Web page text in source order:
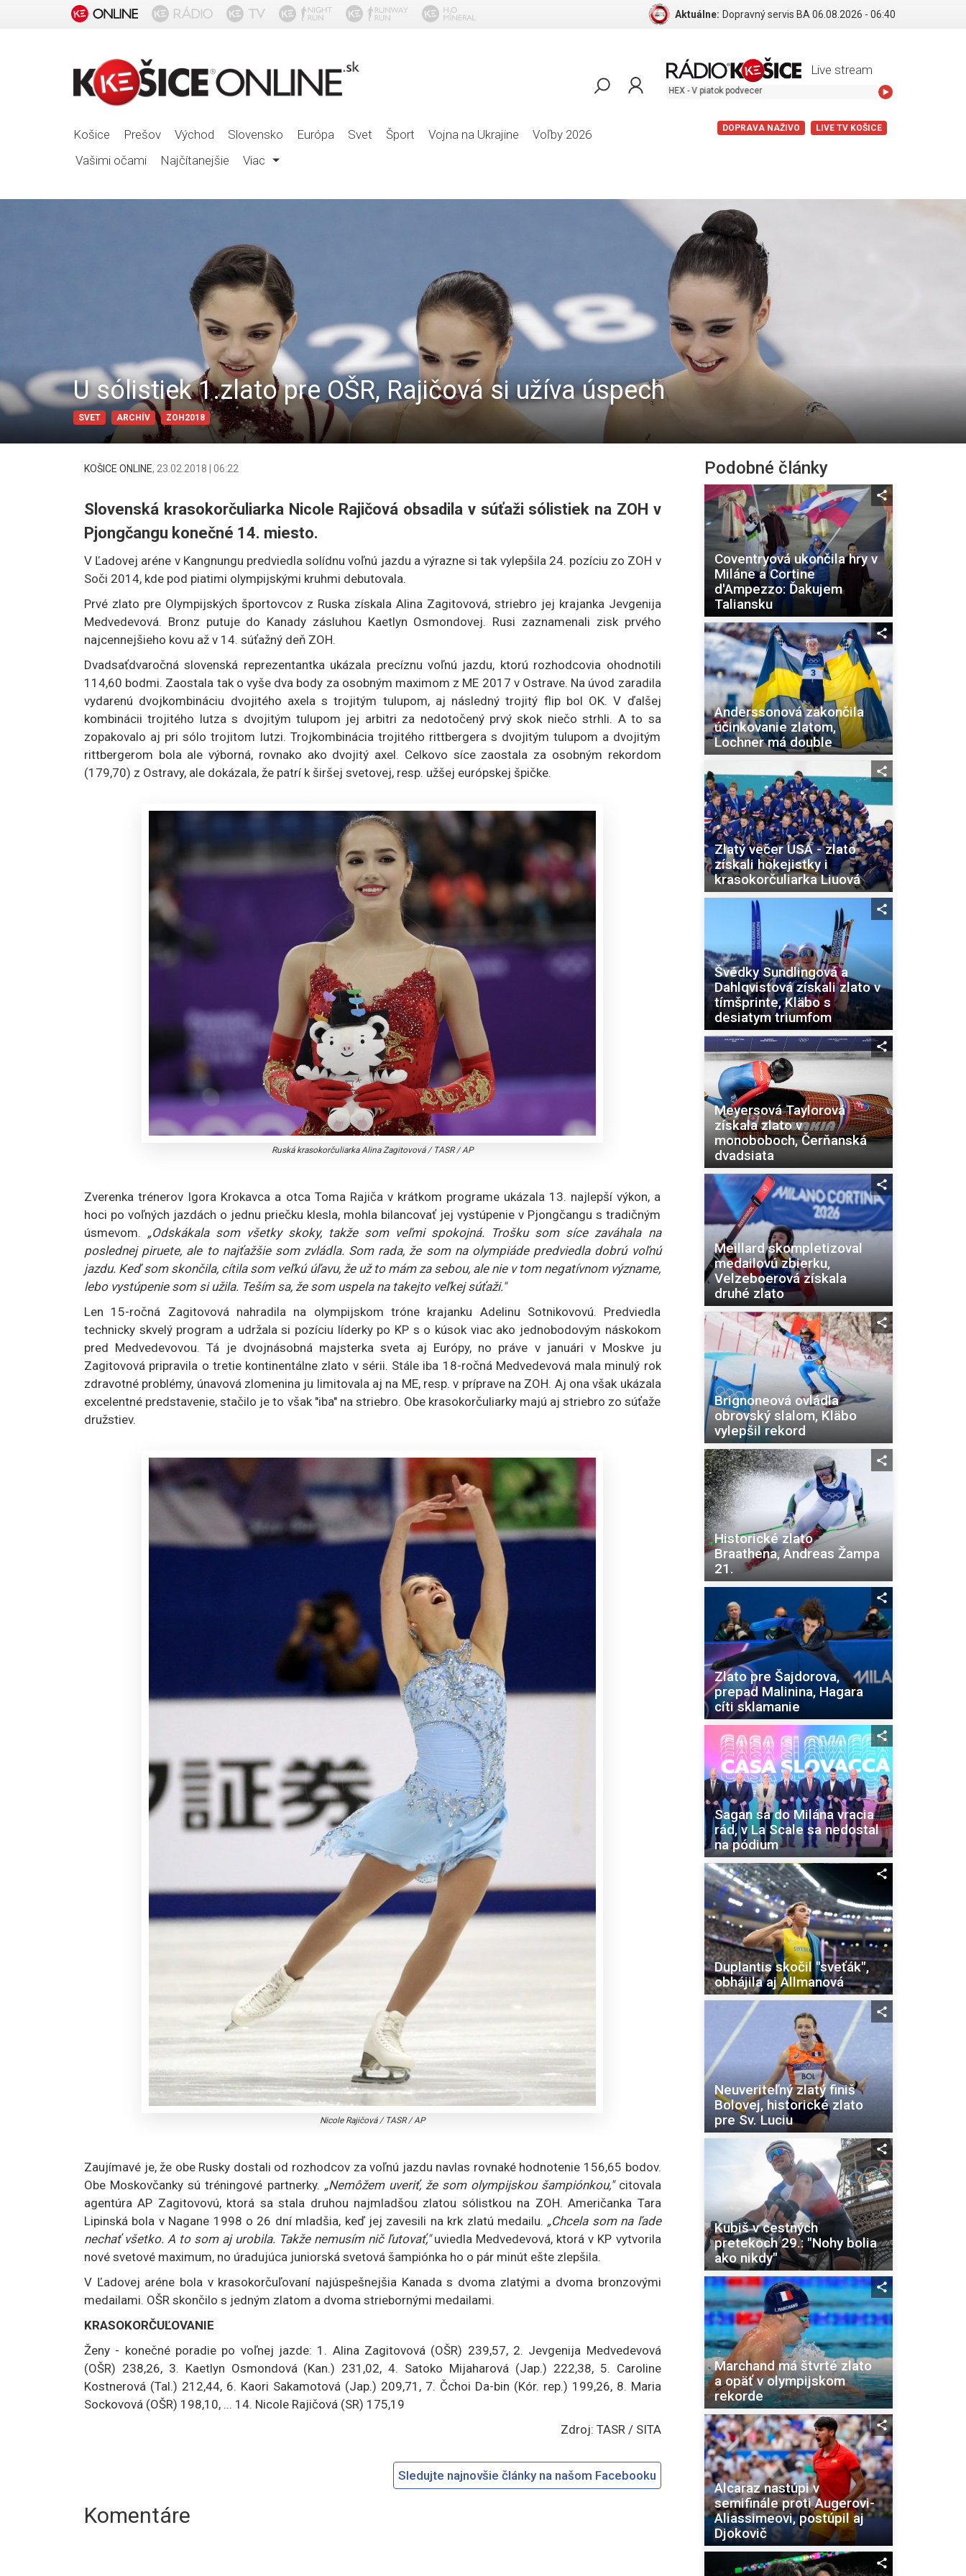
Aktuálne: Dopravný servis BA 06.08.2026 - 06:40
Košice Prešov Východ Slovensko Európa Svet Šport Vojna na Ukrajine
Voľby 2026
Vašimi očami
Najčítanejšie Viac
Live stream
HEX - V piatok podvecer
DOPRAVA NAŽIVO LIVE TV KOŠICE
U sólistiek 1.zlato pre OŠR, Rajičová si užíva úspech
SVET ARCHÍV ZOH2018
KOŠICE ONLINE, 23.02.2018 | 06:22
Slovenská krasokorčuliarka Nicole Rajičová obsadila v súťaži sólistiek na ZOH v
Pjongčangu konečné 14. miesto.
V Ľadovej aréne v Kangnungu predviedla solídnu voľnú jazdu a výrazne si tak vylepšila 24. pozíciu zo ZOH v
Soči 2014, kde pod piatimi olympijskými kruhmi debutovala.
Prvé zlato pre Olympijských športovcov z Ruska získala Alina Zagitovová, striebro jej krajanka Jevgenija
Medvedevová. Bronz putuje do Kanady zásluhou Kaetlyn Osmondovej. Rusi zaznamenali zisk prvého
najcennejšieho kovu až v 14. súťažný deň ZOH.
Dvadsaťdvaročná slovenská reprezentantka ukázala precíznu voľnú jazdu, ktorú rozhodcovia ohodnotili
114,60 bodmi. Zaostala tak o vyše dva body za osobným maximom z ME 2017 v Ostrave. Na úvod zaradila
vydarenú dvojkombináciu dvojitého axela s trojitým tulupom, aj následný trojitý flip bol OK. V ďalšej
kombinácii trojitého lutza s dvojitým tulupom jej arbitri za nedotočený prvý skok niečo strhli. A to sa
zopakovalo aj pri sólo trojitom lutzi. Trojkombinácia trojitého rittbergera s dvojitým tulupom a dvojitým
rittbergerom bola ale výborná, rovnako ako dvojitý axel. Celkovo síce zaostala za osobným rekordom
(179,70) z Ostravy, ale dokázala, že patrí k širšej svetovej, resp. užšej európskej špičke.
Ruská krasokorčuliarka Alina Zagitovová/ TASR / AP
Zverenka trénerov Igora Krokavca a otca Toma Rajiča v krátkom programe ukázala 13. najlepší výkon, a
hoci po voľných jazdách o jednu priečku klesla, mohla bilancovať jej vystúpenie v Pjongčangu s tradičným
úsmevom. „Odskákala som všetky skoky, takže som veľmi spokojná. Trošku som síce zaváhala na
poslednej piruete, ale to najťažšie som zvládla. Som rada, že som na olympiáde predviedla dobrú voľnú
jazdu. Keď som skončila, cítila som veľkú úľavu, že už to mám za sebou, ale nie v tom negatívnom význame,
lebo vystúpenie som si užila. Teším sa, že som uspela na takejto veľkej súťaži."
Len 15-ročná Zagitovová nahradila na olympijskom tróne krajanku Adelinu Sotnikovovú. Predviedla
technicky skvelý program a udržala si pozíciu líderky po KP s o kúsok viac ako jednobodovým náskokom
pred Medvedevovou. Tá je dvojnásobná majsterka sveta aj Európy, no práve v januári v Moskve ju
Zagitovová pripravila o tretie kontinentálne zlato v sérii. Stále iba 18-ročná Medvedevová mala minulý rok
zdravotné problémy, únavová zlomenina ju limitovala aj na ME, resp. v príprave na ZOH. Aj ona však ukázala
excelentné predstavenie, stačilo je to však "iba" na striebro. Obe krasokorčuliarky majú aj striebro zo súťaže
družstiev.
Nicole Rajičová/ TASR / AP
Zaujímavé je, že obe Rusky dostali od rozhodcov za voľnú jazdu navlas rovnaké hodnotenie 156,65 bodov.
Obe Moskovčanky sú tréningové partnerky. „Nemôžem uveriť, že som olympijskou šampiónkou," citovala
agentúra AP Zagitovovú, ktorá sa stala druhou najmladšou zlatou sólistkou na ZOH. Američanka Tara
Lipinská bola v Nagane 1998 o 26 dní mladšia, keď jej zavesili na krk zlatú medailu. „Chcela som na ľade
nechať všetko. A to som aj urobila. Takže nemusím nič ľutovať,"uviedla Medvedevová, ktorá v KP vytvorila
nové svetové maximum, no úradujúca juniorská svetová šampiónka ho o pár minút ešte zlepšila.
V Ľadovej aréne bola v krasokorčuľovaní najúspešnejšia Kanada s dvoma zlatými a dvoma bronzovými
medailami. OŠR skončilo s jedným zlatom a dvoma striebornými medailami.
KRASOKORČUĽOVANIE
Ženy - konečné poradie po voľnej jazde: 1. Alina Zagitovová (OŠR) 239,57, 2. Jevgenija Medvedevová
(OŠR) 238,26, 3. Kaetlyn Osmondová (Kan.) 231,02, 4. Satoko Mijaharová (Jap.) 222,38, 5. Caroline
Kostnerová (Tal.) 212,44, 6. Kaori Sakamotová (Jap.) 209,71, 7. Čchoi Da-bin (Kór. rep.) 199,26, 8. Maria
Sockovová (OŠR) 198,10, ... 14. Nicole Rajičová (SR) 175,19
Zdroj: TASR / SITA
Sledujte najnovšie články na našom Facebooku
Komentáre
Podobné články
Coventryová ukončila hry v
Miláne a Cortine
d'Ampezzo: Ďakujem
Taliansku
Anderssonová zakončila
účinkovanie zlatom,
Lochner má double
Zlatý večer USA - zlato
získali hokejistky i
krasokorčuliarka Liuová
Švédky Sundlingová a
Dahlqvistová získali zlato v
tímšprinte, Kläbo s
desiatym triumfom
Meyersová Taylorová
získala zlato v
monoboboch, Čerňanská
dvadsiata
Meillard skompletizoval
medailovú zbierku,
Velzeboerová získala
druhé zlato
Brignoneová ovládla
obrovský slalom, Kläbo
vylepšil rekord
Historické zlato
Braathena, Andreas Žampa
21.
Zlato pre Šajdorova,
prepad Malinina, Hagara
cíti sklamanie
Sagan sa do Milána vracia
rád, v La Scale sa nedostal
na pódium
Duplantis skočil "sveťák",
obhájila aj Allmanová
Neuveriteľný zlatý finiš
Bolovej, historické zlato
pre Sv. Luciu
Kubiš v cestných
pretekoch 29.: "Nohy bolia
ako nikdy"
Marchand má štvrté zlato
a opäť v olympijskom
rekorde
Alcaraz nastúpi v
semifinále proti Augerovi-
Aliassimeovi, postúpil aj
Djokovič